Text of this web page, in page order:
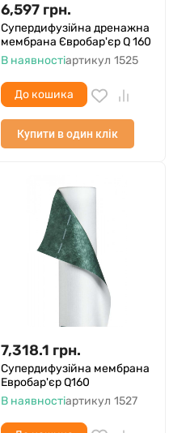
6,597 грн.
Супердифузійна дренажна
мембрана Євробар'єр Q 160
В наявностіартикул 1525
До кошика
Купити в один клік
7,318.1 грн.
Супердифузійна мембрана
Евробар'єр Q160
В наявностіартикул 1527